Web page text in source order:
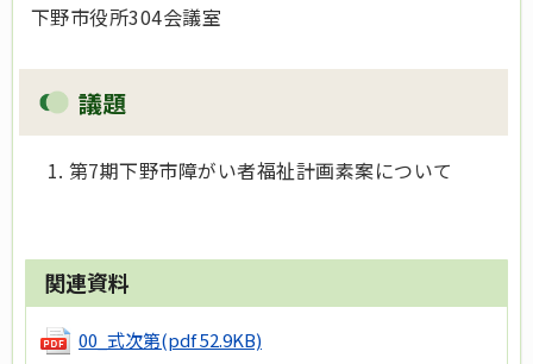
下野市役所304会議室
議題
第7期下野市障がい者福祉計画素案について
関連資料
00_式次第(pdf 52.9KB)